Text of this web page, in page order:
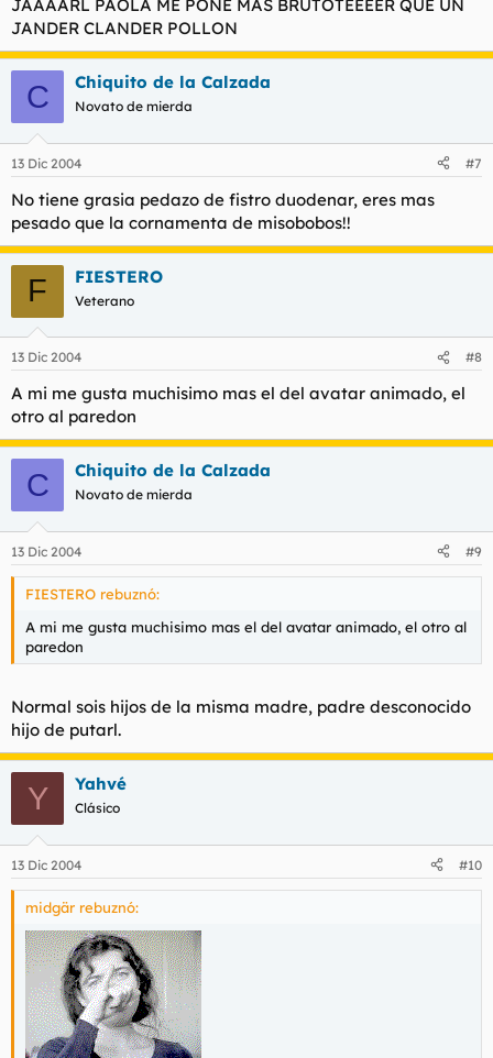
JAAAARL PAOLA ME PONE MAS BRUTOTEEEER QUE UN
JANDER CLANDER POLLON
C Chiquito de la Calzada
Novato de mierda
13 Dic 2004 #7
No tiene grasia pedazo de fistro duodenar, eres mas
pesado que la cornamenta de misobobos!!
F FIESTERO
Veterano
13 Dic 2004 #8
A mi me gusta muchisimo mas el del avatar animado, el
otro al paredon
C Chiquito de la Calzada
Novato de mierda
13 Dic 2004 #9
FIESTERO rebuznó:
A mi me gusta muchisimo mas el del avatar animado, el otro al
paredon
Normal sois hijos de la misma madre, padre desconocido
hijo de putarl.
Y Yahvé
Clásico
13 Dic 2004 #10
midgär rebuznó: